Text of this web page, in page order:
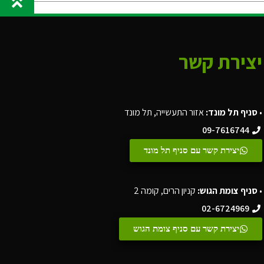
יצירת קשר
•סניף תל מונד:אזור התעשייה, תל מונד
09-7616744
יצירת קשר עם סניף תל מונד
•סניף צומת הגוש: קניון הרים, קומה 2
02-6724969
יצירת קשר עם סניף צומת הגוש